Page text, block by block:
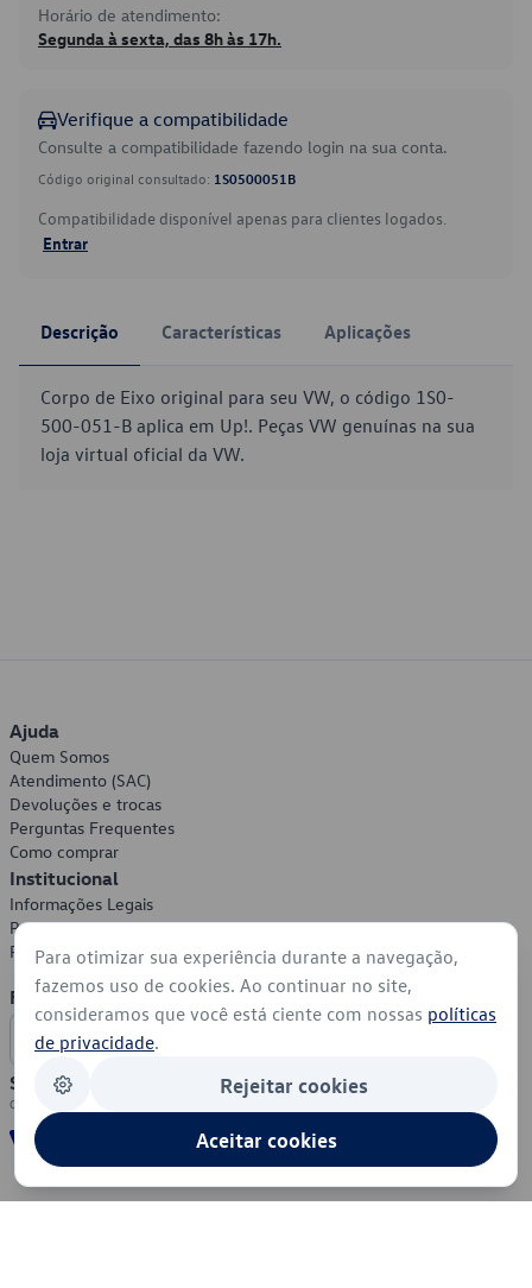
Horário de atendimento:
Segunda à sexta, das 8h às 17h.
Verifique a compatibilidade
Consulte a compatibilidade fazendo login na sua conta.
Código original consultado: 1S0500051B
Compatibilidade disponível apenas para clientes logados.
Entrar
Descrição Características Aplicações
Corpo de Eixo original para seu VW, o código 1S0-
500-051-B aplica em Up!. Peças VW genuínas na sua
loja virtual oficial da VW.
Ajuda
Quem Somos
Atendimento (SAC)
Devoluções e trocas
Perguntas Frequentes
Como comprar
Institucional
Informações Legais
Política de Privacidade
Política de Cookies
Formas de Pagamento
Segurança
Para otimizar sua experiência durante a navegação,
fazemos uso de cookies. Ao continuar no site,
consideramos que você está ciente com nossas políticas
de privacidade.
Rejeitar cookies
Aceitar cookies